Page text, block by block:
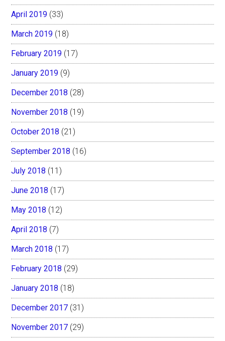
April 2019 (33)
March 2019 (18)
February 2019 (17)
January 2019 (9)
December 2018 (28)
November 2018 (19)
October 2018 (21)
September 2018 (16)
July 2018 (11)
June 2018 (17)
May 2018 (12)
April 2018 (7)
March 2018 (17)
February 2018 (29)
January 2018 (18)
December 2017 (31)
November 2017 (29)